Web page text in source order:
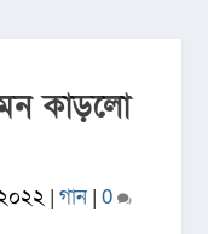
মন কাড়লো
| গান| 0